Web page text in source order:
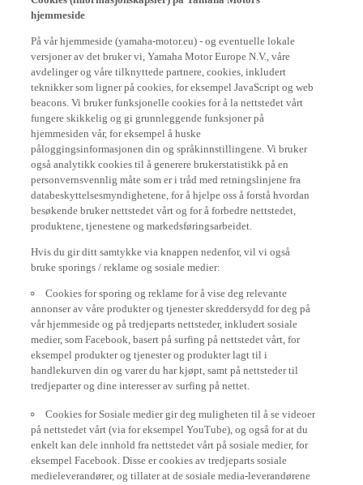
hjemmeside
versjoner av det bruker vi, Yamaha Motor Europe N.V., våre
avdelinger og våre tilknyttede partnere, cookies, inkludert
teknikker som ligner på cookies, for eksempel JavaScript og web
beacons. Vi bruker funksjonelle cookies for å la nettstedet vårt
fungere skikkelig og gi grunnleggende funksjoner på
hjemmesiden vår, for eksempel å huske
påloggingsinformasjonen din og språkinnstillingene. Vi bruker
også analytikk cookies til å generere brukerstatistikk på en
personvernsvennlig måte som er i tråd med retningslinjene fra
databeskyttelsesmyndighetene, for å hjelpe oss å forstå hvordan
besøkende bruker nettstedet vårt og for å forbedre nettstedet,
produktene, tjenestene og markedsføringsarbeidet.
bruke sporings / reklame og sosiale medier:
annonser av våre produkter og tjenester skreddersydd for deg på
vår hjemmeside og på tredjeparts nettsteder, inkludert sosiale
medier, som Facebook, basert på surfing på nettstedet vårt, for
eksempel produkter og tjenester og produkter lagt til i
handlekurven din og varer du har kjøpt, samt på nettsteder til
tredjeparter og dine interesser av surfing på nettet.
på nettstedet vårt (via for eksempel YouTube), og også for at du
enkelt kan dele innhold fra nettstedet vårt på sosiale medier, for
eksempel Facebook. Disse er cookies av tredjeparts sosiale
medieleverandører, og tillater at de sosiale media-leverandørene
sporer surfeadferden din på nettet og bruker det til eget bruk.